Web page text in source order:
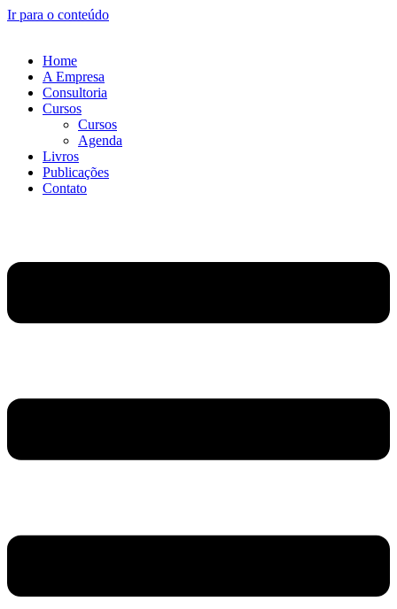
Ir para o conteúdo
Home
A Empresa
Consultoria
Cursos
Cursos
Agenda
Livros
Publicações
Contato